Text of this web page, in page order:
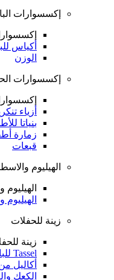
إكسسوارات
أكياس
الوزن
إكسسوارات
أزياء
بنياتا
زمارة
قبعات
الهيليوم
زينة للحفلات
زينة
Tassel للبالونات
أكاليل
الكعك